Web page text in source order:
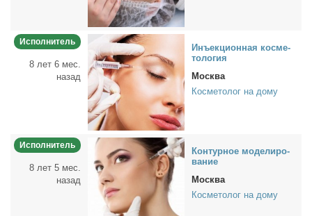
Исполнитель
8 лет 6 мес.
назад
Инъ­ек­ци­он­ная кос­ме­
то­ло­гия
Москва
Косметолог на дому
Исполнитель
8 лет 5 мес.
назад
Кон­тур­ное мо­де­ли­ро­
ва­ние
Москва
Косметолог на дому